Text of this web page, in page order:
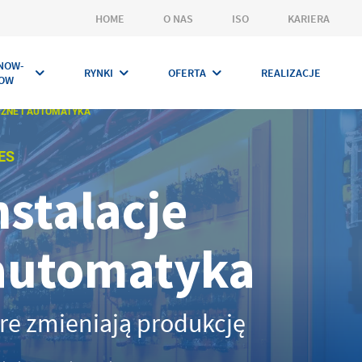
HOME O NAS ISO KARIERA
RYNKI OFERTA REALIZACJE
I AUTOMATYKA
zmieniają produkcję